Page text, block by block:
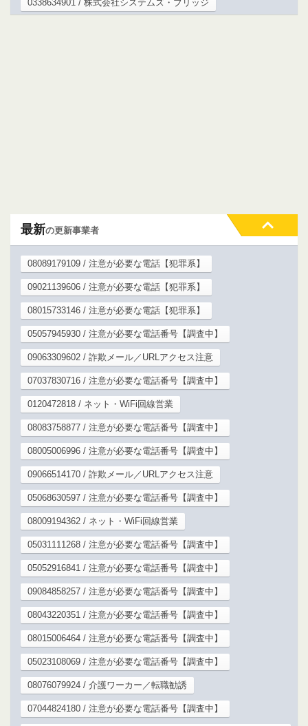
0338634901 / 株式会社システムズ・ブリッジ
最新の更新事業者
08089179109 / 注意が必要な電話【犯罪系】
09021139606 / 注意が必要な電話【犯罪系】
08015733146 / 注意が必要な電話【犯罪系】
05057945930 / 注意が必要な電話番号【調査中】
09063309602 / 詐欺メール／URLアクセス注意
07037830716 / 注意が必要な電話番号【調査中】
0120472818 / ネット・WiFi回線営業
08083758877 / 注意が必要な電話番号【調査中】
08005006996 / 注意が必要な電話番号【調査中】
09066514170 / 詐欺メール／URLアクセス注意
05068630597 / 注意が必要な電話番号【調査中】
08009194362 / ネット・WiFi回線営業
05031111268 / 注意が必要な電話番号【調査中】
05052916841 / 注意が必要な電話番号【調査中】
09084858257 / 注意が必要な電話番号【調査中】
08043220351 / 注意が必要な電話番号【調査中】
08015006464 / 注意が必要な電話番号【調査中】
05023108069 / 注意が必要な電話番号【調査中】
08076079924 / 介護ワーカー／転職勧誘
07044824180 / 注意が必要な電話番号【調査中】